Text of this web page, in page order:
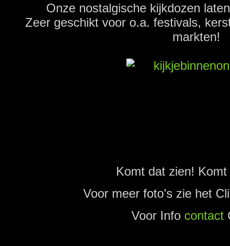
Onze nostalgische kijkdozen
Zeer geschikt voor o.a. festivals,
markten!
Komt dat zien!
Voor meer foto’s zie het
Voor Info contact